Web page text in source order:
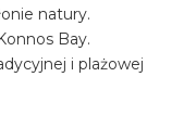
natury.
Bay.
i plażowej